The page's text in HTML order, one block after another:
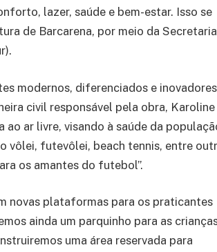
lazer, saúde e bem-estar. Isso se
de Barcarena, por meio da
modernos, diferenciados e inovadores
civil responsável pela obra, Karoline
ar livre, visando à saúde da
vôlei, futevôlei, beach tennis, entre
os amantes do futebol”.
novas plataformas para os praticantes
ainda um parquinho para as
uma área reservada para